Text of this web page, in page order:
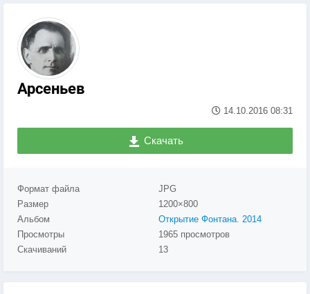
Арсеньев
14.10.2016 08:31
Скачать
Формат файла
JPG
Размер
1200×800
Альбом
Открытие Фонтана. 2014
Просмотры
1965 просмотров
Скачиваний
13